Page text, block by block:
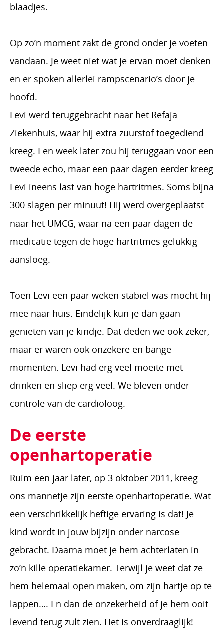
blaadjes.
Op zo’n moment zakt de grond onder je voeten
vandaan. Je weet niet wat je ervan moet denken
en er spoken allerlei rampscenario’s door je
hoofd.
Levi werd teruggebracht naar het Refaja
Ziekenhuis, waar hij extra zuurstof toegediend
kreeg. Een week later zou hij teruggaan voor een
tweede echo, maar een paar dagen eerder kreeg
Levi ineens last van hoge hartritmes. Soms bijna
300 slagen per minuut! Hij werd overgeplaatst
naar het UMCG, waar na een paar dagen de
medicatie tegen de hoge hartritmes gelukkig
aansloeg.
Toen Levi een paar weken stabiel was mocht hij
mee naar huis. Eindelijk kun je dan gaan
genieten van je kindje. Dat deden we ook zeker,
maar er waren ook onzekere en bange
momenten. Levi had erg veel moeite met
drinken en sliep erg veel. We bleven onder
controle van de cardioloog.
De eerste
openhartoperatie
Ruim een jaar later, op 3 oktober 2011, kreeg
ons mannetje zijn eerste openhartoperatie. Wat
een verschrikkelijk heftige ervaring is dat! Je
kind wordt in jouw bijzijn onder narcose
gebracht. Daarna moet je hem achterlaten in
zo’n kille operatiekamer. Terwijl je weet dat ze
hem helemaal open maken, om zijn hartje op te
lappen…. En dan de onzekerheid of je hem ooit
levend terug zult zien. Het is onverdraaglijk!